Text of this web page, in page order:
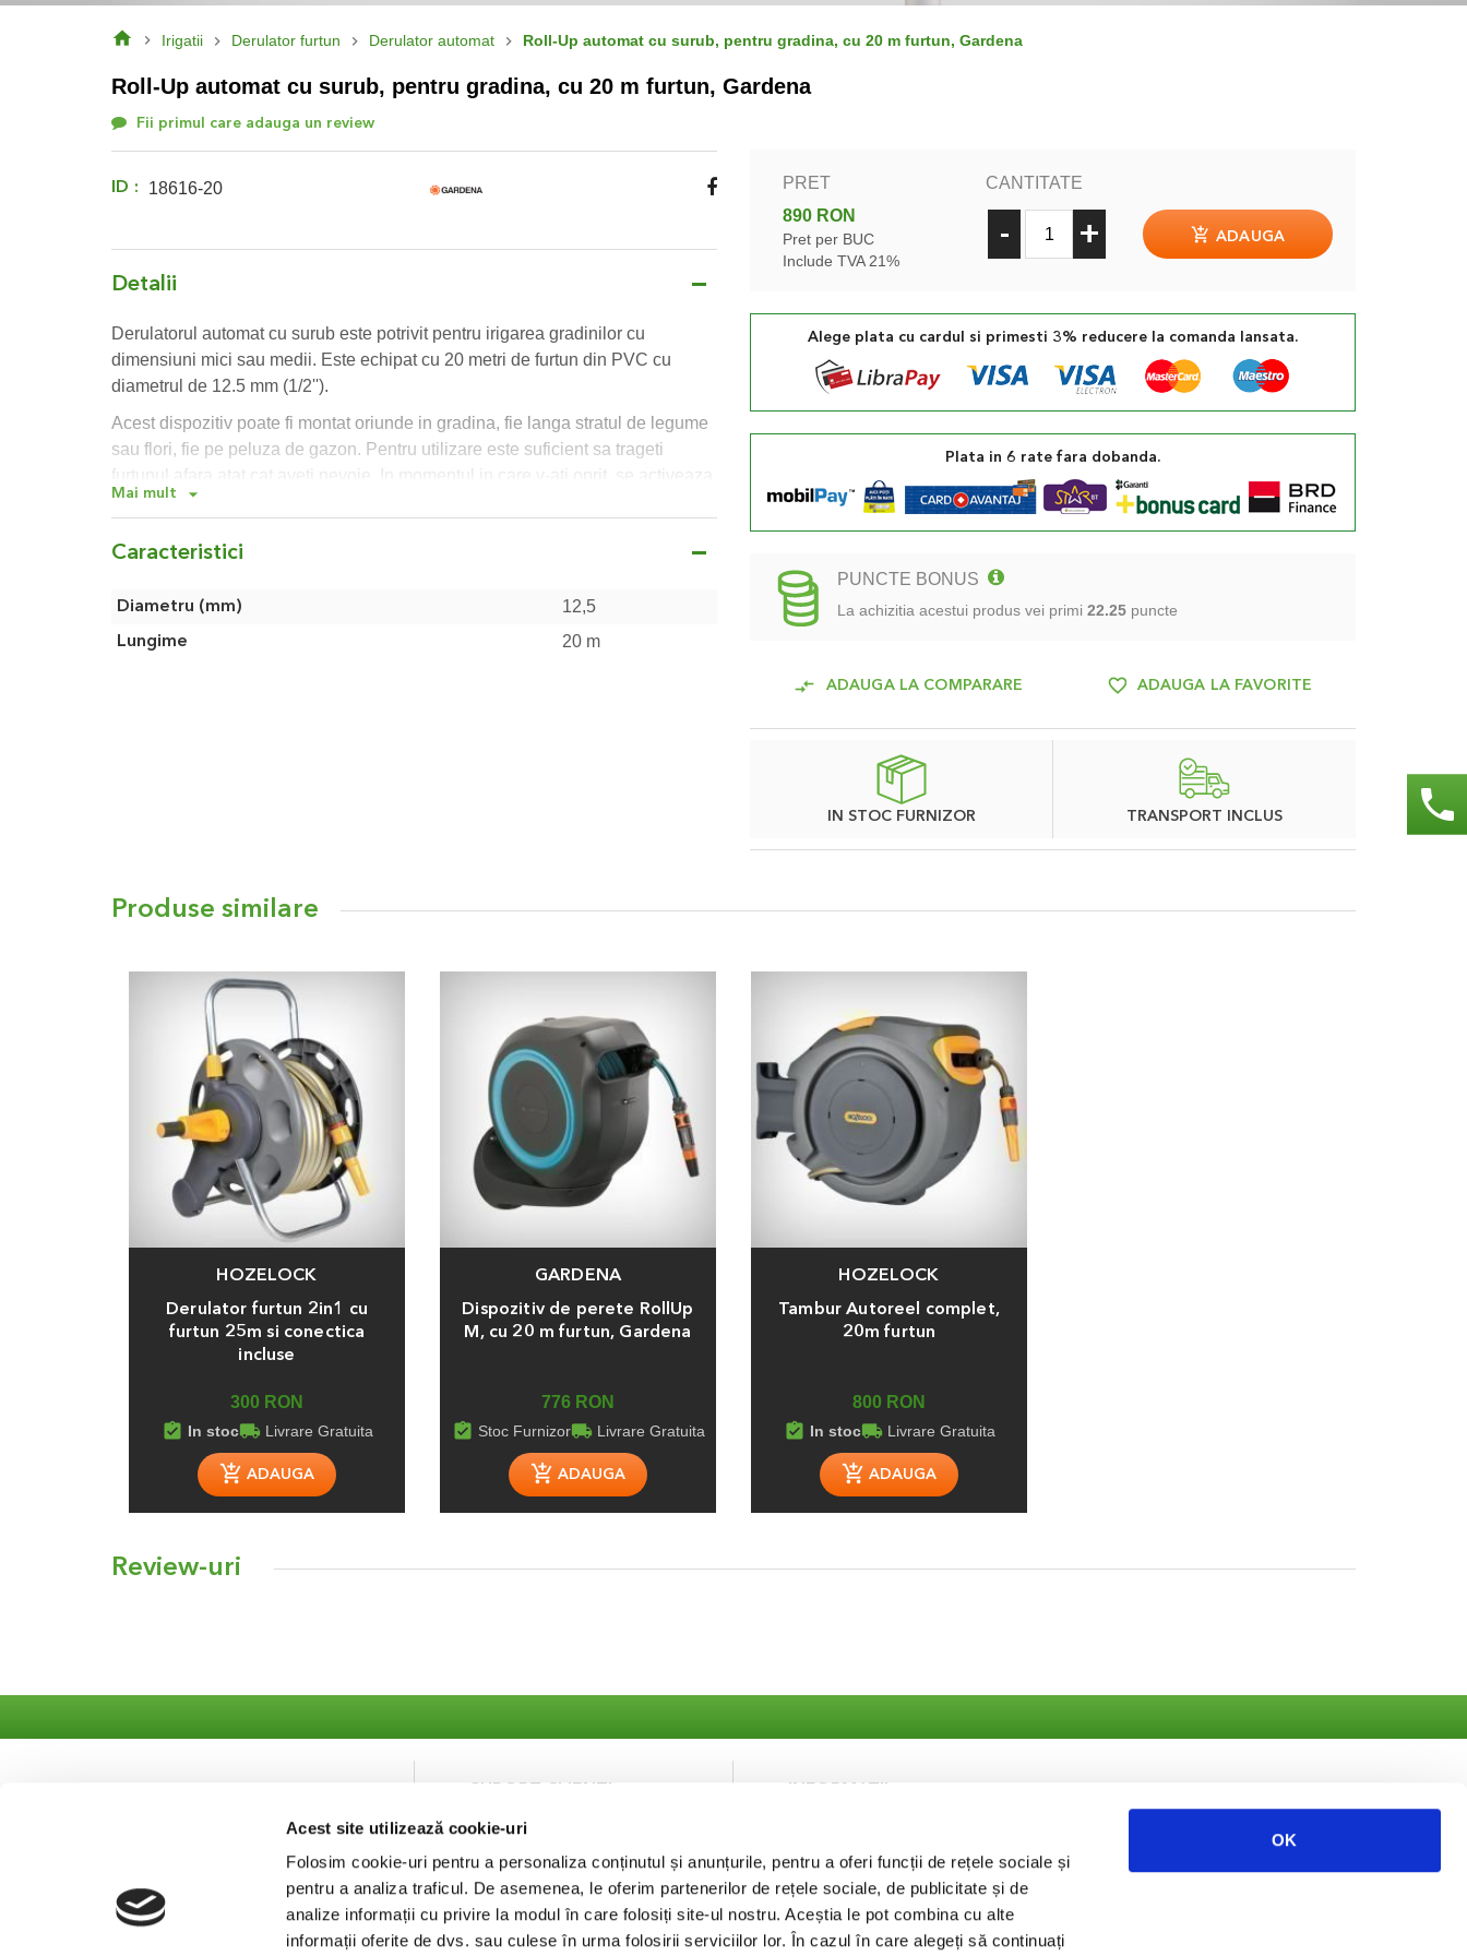
Acest site utilizează cookie-uri
Folosim cookie-uri pentru a personaliza conținutul și anunțurile, pentru a oferi funcții de rețele sociale și
pentru a analiza traficul. De asemenea, le oferim partenerilor de rețele sociale, de publicitate și de
analize informații cu privire la modul în care folosiți site-ul nostru. Aceștia le pot combina cu alte
informații oferite de dvs. sau culese în urma folosirii serviciilor lor. În cazul în care alegeți să continuați
OK
Irigatii Derulator furtun Derulator automat Roll-Up automat cu surub, pentru gradina, cu 20 m furtun, Gardena
Roll-Up automat cu surub, pentru gradina, cu 20 m furtun, Gardena
Fii primul care adauga un review
PRET
890 RON
Pret per BUC
Include TVA 21%
CANTITATE
- + ADAUGA
Alege plata cu cardul si primesti 3% reducere la comanda lansata.
Plata in 6 rate fara dobanda.
PUNCTE BONUS
La achizitia acestui produs vei primi 22.25 puncte
ADAUGA LA COMPARARE ADAUGA LA FAVORITE
IN STOC FURNIZOR TRANSPORT INCLUS
ID 18616-20
Detalii
Derulatorul automat cu surub este potrivit pentru irigarea gradinilor cu
dimensiuni mici sau medii. Este echipat cu 20 metri de furtun din PVC cu
diametrul de 12.5 mm (1/2'').
Acest dispozitiv poate fi montat oriunde in gradina, fie langa stratul de legume
sau flori, fie pe peluza de gazon. Pentru utilizare este suficient sa trageti
furtunul afara atat cat aveti nevoie. In momentul in care v-ati oprit, se activeaza
automatul mecanismul de blocare astfel incat lungimea furtunului sa ramana
Cutia in care este stocat furtunul poate fi rotita 360 grade in timpul utilizarii,
usor.
Atunci cand ati terminat treaba, trageti scurt de capatul furtnului, iar
Fabricat in Germania. Garantie 5 ani.
Mai mult
Caracteristici
Caracteristici
Diametru (mm) 12,5
Lungime 20 m
Produse similare
HOZELOCK
Derulator furtun 2in1 cu
furtun 25m si conectica
incluse
300 RON
assignment_turned_in In stoclocal_shipping Livrare Gratuita
ADAUGA
GARDENA
Dispozitiv de perete RollUp
M, cu 20 m furtun, Gardena
776 RON
assignment_turned_in Stoc Furnizorlocal_shipping Livrare Gratuita
ADAUGA
HOZELOCK
Tambur Autoreel complet,
20m furtun
800 RON
assignment_turned_in In stoclocal_shipping Livrare Gratuita
ADAUGA
Review-uri
phone
Contact
Securitatea platilor
Termeni si Conditii
Politica de Confidentialitate
Puncte de fidelizare
FAQ